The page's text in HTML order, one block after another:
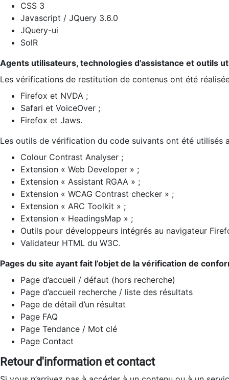
CSS 3
Javascript / JQuery 3.6.0
JQuery-ui
SolR
Agents utilisateurs, technologies d’assistance et outils
Les vérifications de restitution de contenus ont été
Firefox et NVDA ;
Safari et VoiceOver ;
Firefox et Jaws.
Les outils de vérification du code suivants ont été utilisés
Colour Contrast Analyser ;
Extension « Web Developer » ;
Extension « Assistant RGAA » ;
Extension « WCAG Contrast checker » ;
Extension « ARC Toolkit » ;
Extension « HeadingsMap » ;
Outils pour développeurs intégrés au navigateur
Validateur HTML du W3C.
Pages du site ayant fait l’objet de la vérification de
Page d’accueil / défaut (hors recherche)
Page d’accueil recherche / liste des résultats
Page de détail d’un résultat
Page FAQ
Page Tendance / Mot clé
Page Contact
Retour d'information et contact